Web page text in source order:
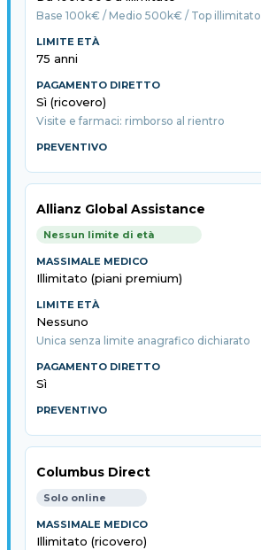
Base 100k€ / Medio 500k€ / Top illimitato
75 anni
Sì (ricovero)
Visite e farmaci: rimborso al rientro
Allianz Global Assistance
Nessun limite di età
Illimitato (piani premium)
Nessuno
Unica senza limite anagrafico dichiarato
Sì
Columbus Direct
Solo online
Illimitato (ricovero)